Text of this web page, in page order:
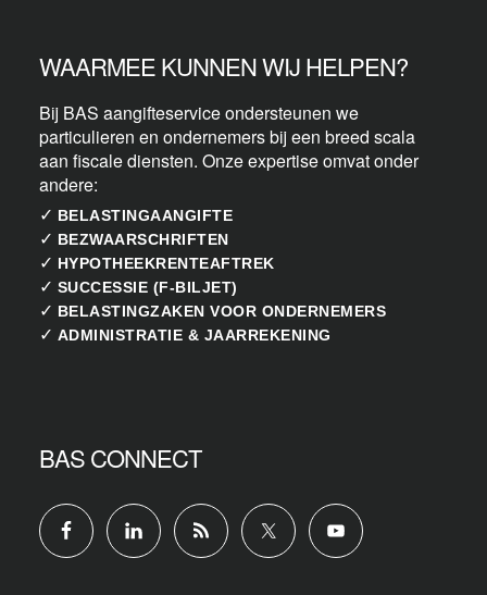
WAARMEE KUNNEN WIJ HELPEN?
Bij BAS aangifteservice ondersteunen we
particulieren en ondernemers bij een breed scala
aan fiscale diensten. Onze expertise omvat onder
andere:
✓ BELASTINGAANGIFTE
✓ BEZWAARSCHRIFTEN
✓ HYPOTHEEKRENTEAFTREK
✓ SUCCESSIE (F-BILJET)
✓ BELASTINGZAKEN VOOR ONDERNEMERS
✓ ADMINISTRATIE & JAARREKENING
BAS CONNECT